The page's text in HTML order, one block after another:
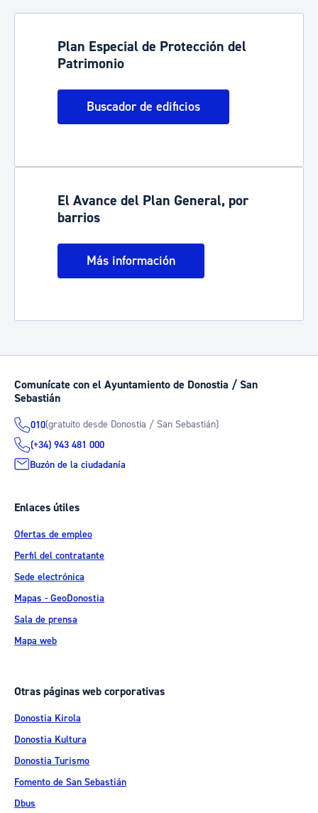
Plan Especial de Protección del
Patrimonio
Buscador de edificios
El Avance del Plan General, por
barrios
Más información
Comunícate con el Ayuntamiento de Donostia / San
Sebastián
010(gratuito desde Donostia / San Sebastián)
(+34) 943 481 000
Buzón de la ciudadanía
Enlaces útiles
Ofertas de empleo
Perfil del contratante
Sede electrónica
Mapas - GeoDonostia
Sala de prensa
Mapa web
Otras páginas web corporativas
Donostia Kirola
Donostia Kultura
Donostia Turismo
Fomento de San Sebastián
Dbus